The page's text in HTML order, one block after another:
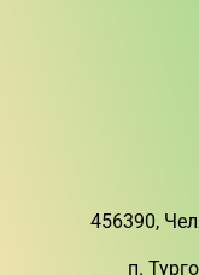
456390,
п.